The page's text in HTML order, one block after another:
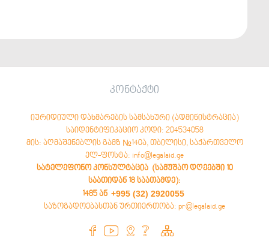
კონტაქტი
იურიდიული დახმარების სამსახური (ადმინისტრაცია)
საიდენტიფიკაციო კოდი: 204534058
მის: აღმაშენებლის გამზ №140ა, თბილისი, საქართველო
ელ-ფოსტა: info@legalaid.ge
სატელეფონო კონსულტაცია (სამუშაო დღეებში 10
საათიდან 18 საათამდე):
1485 ან +995 (32) 2920055
საზოგადოებასთან ურთიერთობა: pr@legalaid.ge